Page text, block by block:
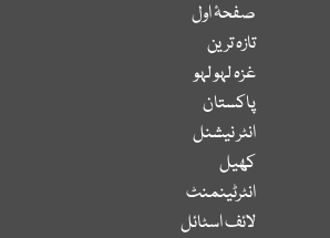
صفحۂ اول
تازہ ترین
غزہ لہو لہو
پاکستان
انٹر نیشنل
کھیل
انٹرٹینمنٹ
لائف اسٹائل